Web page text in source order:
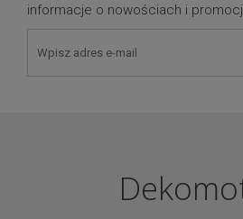
informacje o nowościach i